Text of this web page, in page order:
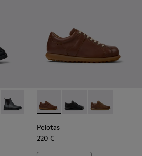
- Μαύρα μποτάκια από nubuck για
006
- K300534-005
Brutus+ - K300534-004
Brutus+ - K300534-003
Brutus+ - K300534-002
Pelotas - 17408-125 - Καφέ
Pelotas - 17408-126
Pelotas -
Pelotas
220 €